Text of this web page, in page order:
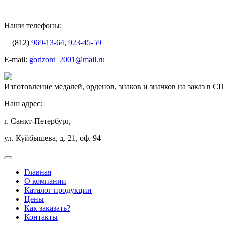
Наши телефоны:
(812) 969-13-64, 923-45-59
E-mail: gorizont_2001@mail.ru
Изготовление медалей, орденов, знаков и значков на заказ в
Наш адрес:
г. Санкт-Петербург,
ул. Куйбышева, д. 21, оф. 94
Главная
О компании
Каталог продукции
Цены
Как заказать?
Контакты